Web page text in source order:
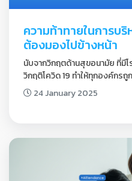
ความท้าทายในการบริ
ต้องมองไปข้างหน้า
นับจากวิกฤตด้านสุขอนามัย ที่มี
วิกฤติโควิด 19 ทำให้ทุกองค์กร
ของลูกค้า และที่วิธีการทำธุรกิจ
เลี่ยงการปรับตัวให้ทันตามกระ
24 January 2025